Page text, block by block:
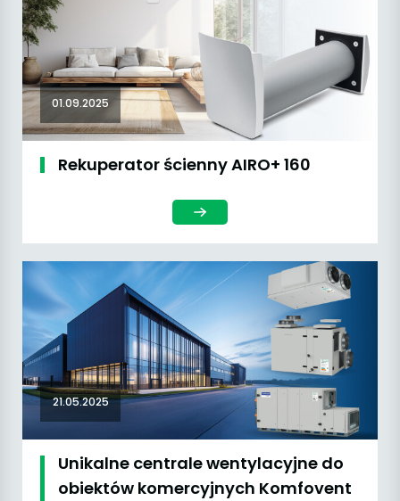
01.09.2025
Rekuperator ścienny AIRO+ 160
21.05.2025
Unikalne centrale wentylacyjne do
obiektów komercyjnych Komfovent